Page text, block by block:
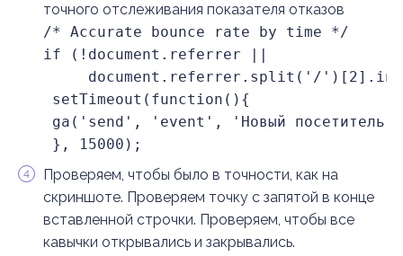
точного отслеживания показателя отказов
/* Accurate bounce rate by time */
if (!document.referrer ||
document.referrer.split('/
setTimeout(function(){
ga('send', 'event', 'Новый
}, 15000);
Проверяем, чтобы было в точности, как на
скриншоте. Проверяем точку с запятой в конце
вставленной строчки. Проверяем, чтобы все
кавычки открывались и закрывались.